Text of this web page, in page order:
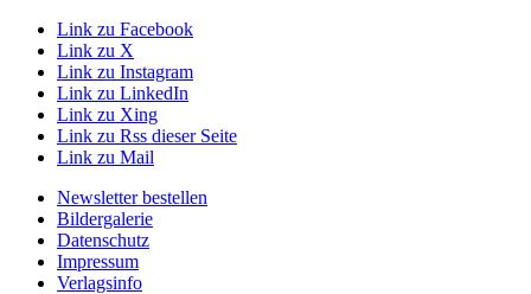
Link zu Facebook
Link zu X
Link zu Instagram
Link zu LinkedIn
Link zu Xing
Link zu Rss dieser Seite
Link zu Mail
Newsletter bestellen
Bildergalerie
Datenschutz
Impressum
Verlagsinfo